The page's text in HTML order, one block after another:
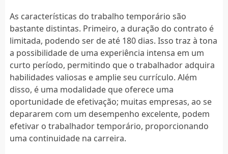
As características do trabalho temporário são
bastante distintas. Primeiro, a duração do contrato é
limitada, podendo ser de até 180 dias. Isso traz à tona
a possibilidade de uma experiência intensa em um
curto período, permitindo que o trabalhador adquira
habilidades valiosas e amplie seu currículo. Além
disso, é uma modalidade que oferece uma
oportunidade de efetivação; muitas empresas, ao se
depararem com um desempenho excelente, podem
efetivar o trabalhador temporário, proporcionando
uma continuidade na carreira.